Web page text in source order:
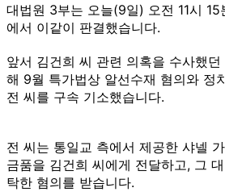
대법원 3부는 오늘(9일) 오전 11시
에서 이같이 판결했습니다.
앞서 김건희 씨 관련 의혹을 수사했
해 9월 특가법상 알선수재 혐의와 정
전 씨를 구속 기소했습니다.
전 씨는 통일교 측에서 제공한 샤넬
금품을 김건희 씨에게 전달하고, 그
탁한 혐의를 받습니다.